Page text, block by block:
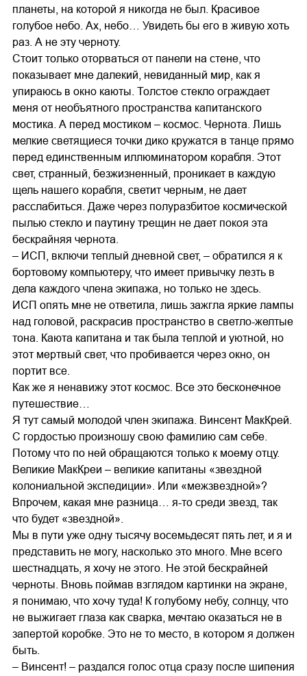
планеты, на которой я никогда не был. Красивое
голубое небо. Ах, небо… Увидеть бы его в живую хоть
раз. А не эту черноту.
Стоит только оторваться от панели на стене, что
показывает мне далекий, невиданный мир, как я
упираюсь в окно каюты. Толстое стекло ограждает
меня от необъятного пространства капитанского
мостика. А перед мостиком – космос. Чернота. Лишь
мелкие светящиеся точки дико кружатся в танце прямо
перед единственным иллюминатором корабля. Этот
свет, странный, безжизненный, проникает в каждую
щель нашего корабля, светит черным, не дает
расслабиться. Даже через полуразбитое космической
пылью стекло и паутину трещин не дает покоя эта
бескрайняя чернота.
– ИСП, включи теплый дневной свет, – обратился я к
бортовому компьютеру, что имеет привычку лезть в
дела каждого члена экипажа, но только не здесь.
ИСП опять мне не ответила, лишь зажгла яркие лампы
над головой, раскрасив пространство в светло-желтые
тона. Каюта капитана и так была теплой и уютной, но
этот мертвый свет, что пробивается через окно, он
портит все.
Как же я ненавижу этот космос. Все это бесконечное
путешествие…
Я тут самый молодой член экипажа. Винсент МакКрей.
С гордостью произношу свою фамилию сам себе.
Потому что по ней обращаются только к моему отцу.
Великие МакКреи – великие капитаны «звездной
колониальной экспедиции». Или «межзвездной»?
Впрочем, какая мне разница… я-то среди звезд, так
что будет «звездной».
Мы в пути уже одну тысячу восемьдесят пять лет, и я и
представить не могу, насколько это много. Мне всего
шестнадцать, я хочу не этого. Не этой бескрайней
черноты. Вновь поймав взглядом картинки на экране,
я понимаю, что хочу туда! К голубому небу, солнцу, что
не выжигает глаза как сварка, мечтаю оказаться не в
запертой коробке. Это не то место, в котором я должен
быть.
– Винсент! – раздался голос отца сразу после шипения